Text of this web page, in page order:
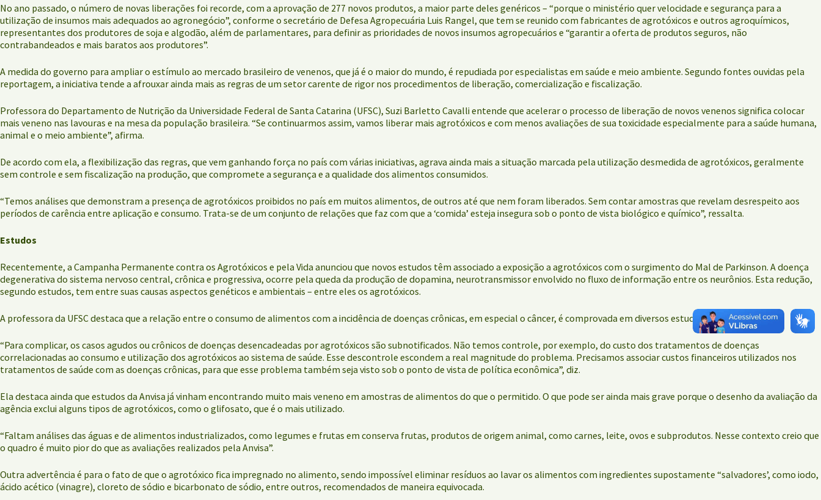
No ano passado, o número de novas liberações foi recorde, com a aprovação de 277 novos produtos, a maior parte deles genéricos – “porque o ministério quer velocidade e segurança para a
utilização de insumos mais adequados ao agronegócio”, conforme o secretário de Defesa Agropecuária Luis Rangel, que tem se reunido com fabricantes de agrotóxicos e outros agroquímicos,
representantes dos produtores de soja e algodão, além de parlamentares, para definir as prioridades de novos insumos agropecuários e “garantir a oferta de produtos seguros, não
contrabandeados e mais baratos aos produtores”.
A medida do governo para ampliar o estímulo ao mercado brasileiro de venenos, que já é o maior do mundo, é repudiada por especialistas em saúde e meio ambiente. Segundo fontes ouvidas pela
reportagem, a iniciativa tende a afrouxar ainda mais as regras de um setor carente de rigor nos procedimentos de liberação, comercialização e fiscalização.
Professora do Departamento de Nutrição da Universidade Federal de Santa Catarina (UFSC), Suzi Barletto Cavalli entende que acelerar o processo de liberação de novos venenos significa colocar
mais veneno nas lavouras e na mesa da população brasileira. “Se continuarmos assim, vamos liberar mais agrotóxicos e com menos avaliações de sua toxicidade especialmente para a saúde humana,
animal e o meio ambiente”, afirma.
De acordo com ela, a flexibilização das regras, que vem ganhando força no país com várias iniciativas, agrava ainda mais a situação marcada pela utilização desmedida de agrotóxicos, geralmente
sem controle e sem fiscalização na produção, que compromete a segurança e a qualidade dos alimentos consumidos.
“Temos análises que demonstram a presença de agrotóxicos proibidos no país em muitos alimentos, de outros até que nem foram liberados. Sem contar amostras que revelam desrespeito aos
períodos de carência entre aplicação e consumo. Trata-se de um conjunto de relações que faz com que a ‘comida’ esteja insegura sob o ponto de vista biológico e químico”, ressalta.
Estudos
Recentemente, a Campanha Permanente contra os Agrotóxicos e pela Vida anunciou que novos estudos têm associado a exposição a agrotóxicos com o surgimento do Mal de Parkinson. A doença
degenerativa do sistema nervoso central, crônica e progressiva, ocorre pela queda da produção de dopamina, neurotransmissor envolvido no fluxo de informação entre os neurônios. Esta redução,
segundo estudos, tem entre suas causas aspectos genéticos e ambientais – entre eles os agrotóxicos.
A professora da UFSC destaca que a relação entre o consumo de alimentos com a incidência de doenças crônicas, em especial o câncer, é comprovada em diversos estudos científicos.
“Para complicar, os casos agudos ou crônicos de doenças desencadeadas por agrotóxicos são subnotificados. Não temos controle, por exemplo, do custo dos tratamentos de doenças
correlacionadas ao consumo e utilização dos agrotóxicos ao sistema de saúde. Esse descontrole escondem a real magnitude do problema. Precisamos associar custos financeiros utilizados nos
tratamentos de saúde com as doenças crônicas, para que esse problema também seja visto sob o ponto de vista de política econômica”, diz.
Ela destaca ainda que estudos da Anvisa já vinham encontrando muito mais veneno em amostras de alimentos do que o permitido. O que pode ser ainda mais grave porque o desenho da avaliação da
agência exclui alguns tipos de agrotóxicos, como o glifosato, que é o mais utilizado.
“Faltam análises das águas e de alimentos industrializados, como legumes e frutas em conserva frutas, produtos de origem animal, como carnes, leite, ovos e subprodutos. Nesse contexto creio que
o quadro é muito pior do que as avaliações realizados pela Anvisa”.
Outra advertência é para o fato de que o agrotóxico fica impregnado no alimento, sendo impossível eliminar resíduos ao lavar os alimentos com ingredientes supostamente “salvadores’, como iodo,
ácido acético (vinagre), cloreto de sódio e bicarbonato de sódio, entre outros, recomendados de maneira equivocada.